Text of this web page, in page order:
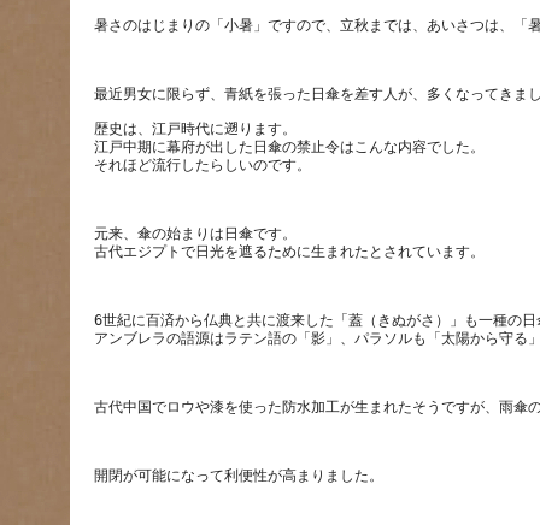
歴史は、江戸時代に遡ります。
江戸中期に幕府が出した日傘の禁止令はこんな内容でした。
元来、傘の始まりは日傘です。
6世紀に百済から仏典と共に渡来した「蓋（きぬがさ）」も一種の日